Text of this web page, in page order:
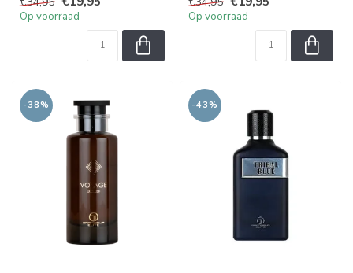
Op voorraad Op voorraad
-38% -43%